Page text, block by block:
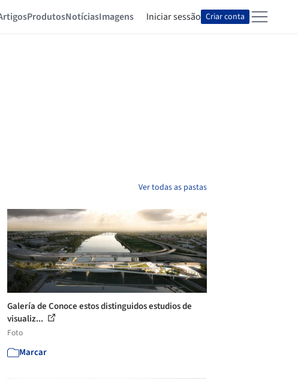
ProdutosNotíciasImagens Iniciar sessão Criar conta
Ver todas as pastas
Galería de Conoce estos distinguidos estudios de
visualiz...
Foto
Marcar